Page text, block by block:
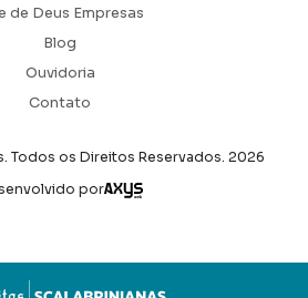
de Deus Empresas
Blog
Ouvidoria
Contato
Todos os Direitos Reservados. 2026
por